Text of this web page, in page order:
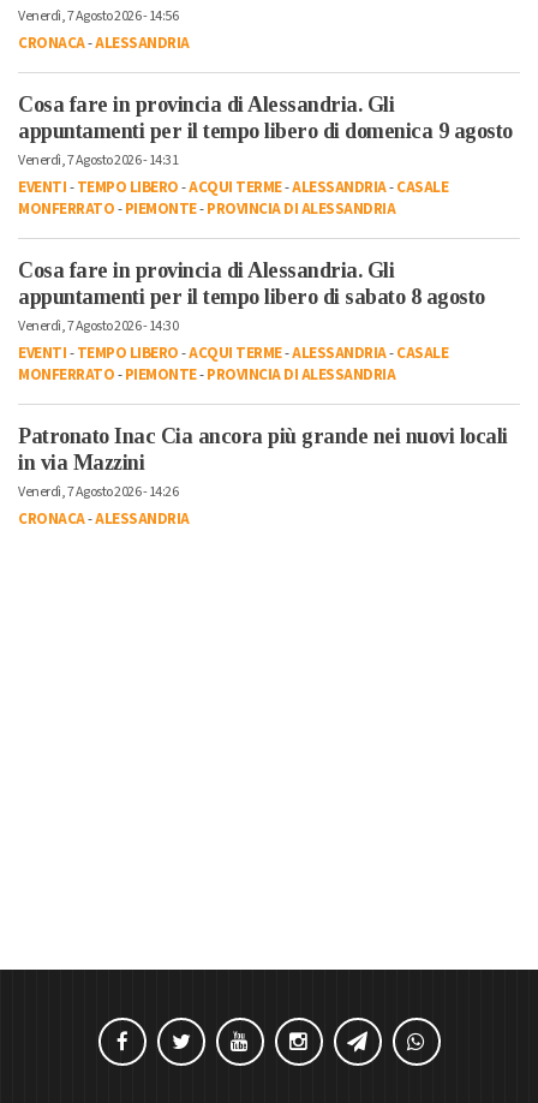
Venerdì, 7 Agosto 2026 - 14:56
CRONACA-ALESSANDRIA
Cosa fare in provincia di Alessandria. Gli
appuntamenti per il tempo libero di domenica 9 agosto
Venerdì, 7 Agosto 2026 - 14:31
EVENTI-TEMPO LIBERO-ACQUI TERME-ALESSANDRIA-CASALE
MONFERRATO-PIEMONTE-PROVINCIA DI ALESSANDRIA
Cosa fare in provincia di Alessandria. Gli
appuntamenti per il tempo libero di sabato 8 agosto
Venerdì, 7 Agosto 2026 - 14:30
EVENTI-TEMPO LIBERO-ACQUI TERME-ALESSANDRIA-CASALE
MONFERRATO-PIEMONTE-PROVINCIA DI ALESSANDRIA
Patronato Inac Cia ancora più grande nei nuovi locali
in via Mazzini
Venerdì, 7 Agosto 2026 - 14:26
CRONACA-ALESSANDRIA